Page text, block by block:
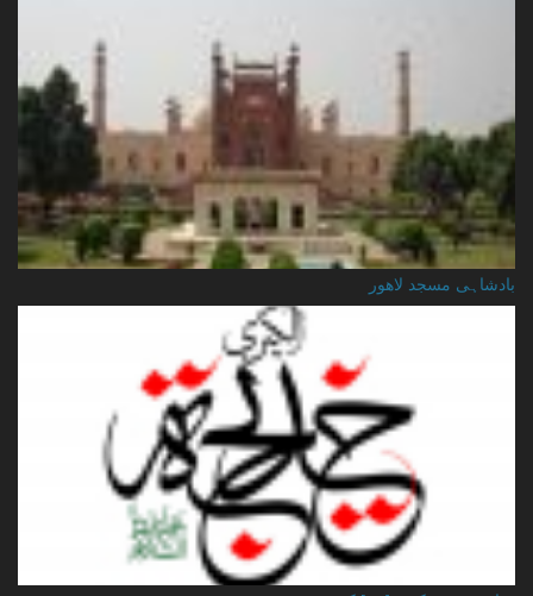
بادشاہی مسجد لاهور